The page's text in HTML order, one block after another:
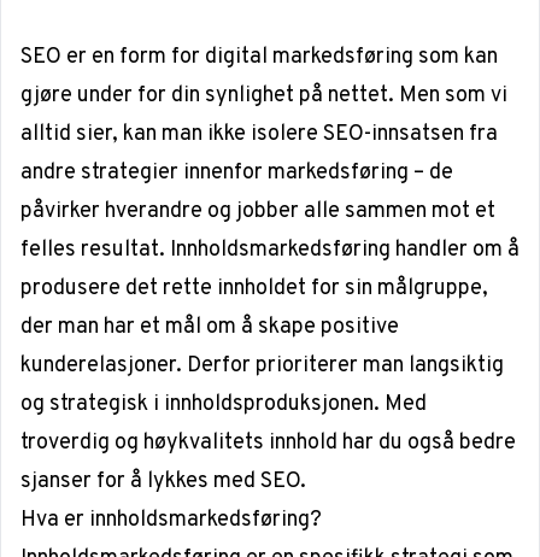
SEO er en form for digital markedsføring som kan
gjøre under for din synlighet på nettet. Men som vi
alltid sier, kan man ikke isolere SEO-innsatsen fra
andre strategier innenfor markedsføring – de
påvirker hverandre og jobber alle sammen mot et
felles resultat. Innholdsmarkedsføring handler om å
produsere det rette innholdet for sin målgruppe,
der man har et mål om å skape positive
kunderelasjoner. Derfor prioriterer man langsiktig
og strategisk i innholdsproduksjonen. Med
troverdig og høykvalitets innhold har du også bedre
sjanser for å lykkes med SEO.
Hva er innholdsmarkedsføring?